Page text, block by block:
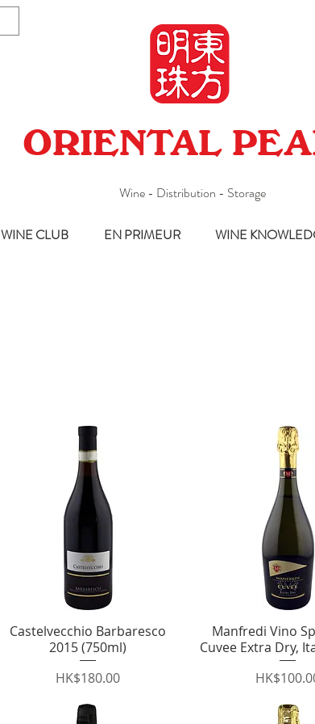
ORIENTAL
Wine - Distribution - Storage
WINE CLUB EN PRIMEUR WINE
快速瀏覽
Castelvecchio Barbaresco
2015 (750ml)
價格
HK$180.00
快速瀏覽
Manfredi Vino
Cuvee Extra Dry,
價格